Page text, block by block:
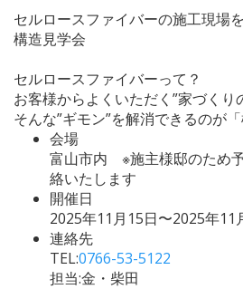
セルロースファイバーの施工現場
構造見学会
セルロースファイバーって？
お客様からよくいただく”家づくり
そんな”ギモン”を解消できるのが
会場
富山市内 ※施主様邸のため
絡いたします
開催日
2025年11月15日〜2025年11
連絡先
TEL:0766-53-5122
担当:金・柴田